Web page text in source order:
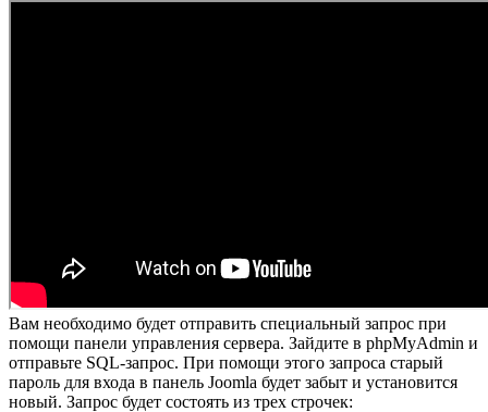
Вам необходимо будет отправить специальный запрос при
помощи панели управления сервера. Зайдите в phpMyAdmin и
отправьте SQL-запрос. При помощи этого запроса старый
пароль для входа в панель Joomla будет забыт и установится
новый. Запрос будет состоять из трех строчек: